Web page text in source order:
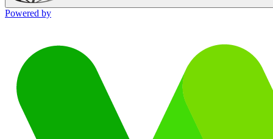
Powered by